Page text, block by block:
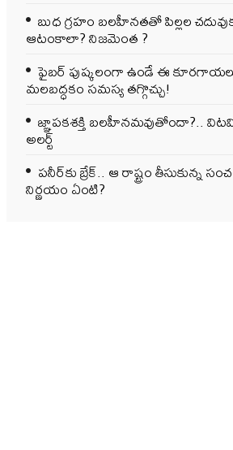
బుధ గ్రహం బలహీనతతో పిల్లల
ఆటంకాలా? నిజమెంత ?
ఫైబర్‌ పుష్కలంగా ఉండే ఈ
మలబద్ధకం సమస్య తగ్గొచ్చు!
జ్ఞాపకశక్తి బలహీనమవుతోందా?..
అలర్ట్
పనీర్‌కు బ్రేక్.. ఆ రాష్ట్రం తీసుకున్న
నిర్ణయం ఏంటి?